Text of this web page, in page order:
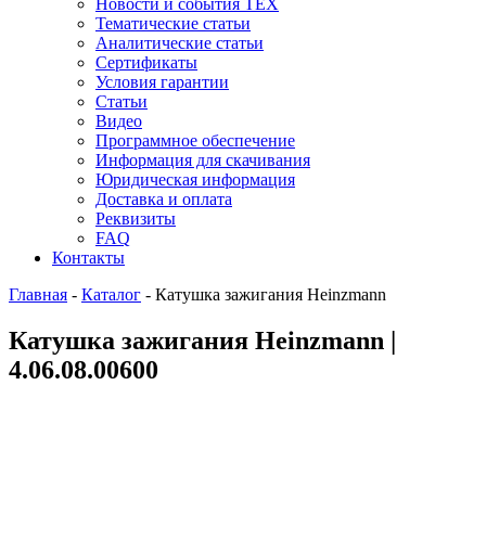
Новости и события ТЕХ
Тематические статьи
Аналитические статьи
Сертификаты
Условия гарантии
Статьи
Видео
Программное обеспечение
Информация для скачивания
Юридическая информация
Доставка и оплата
Реквизиты
FAQ
Контакты
Главная - Каталог - Катушка зажигания Heinzmann
Катушка зажигания Heinzmann |
4.06.08.00600